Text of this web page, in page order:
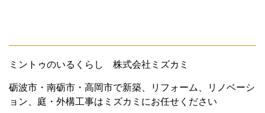
ミントゥのいるくらし 株式会社ミズカミ
砺波市・南砺市・高岡市で新築、リフォーム、リノベーシ
ョン、庭・外構工事はミズカミにお任せください